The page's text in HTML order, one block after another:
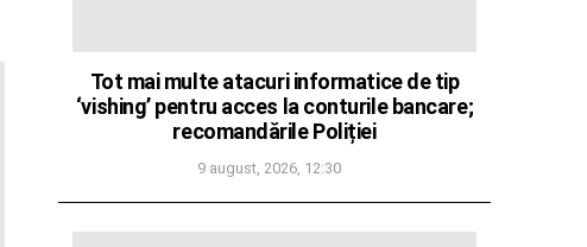
Tot mai multe atacuri informatice de tip
‘vishing’ pentru acces la conturile bancare;
recomandările Poliției
9 august, 2026, 12:30